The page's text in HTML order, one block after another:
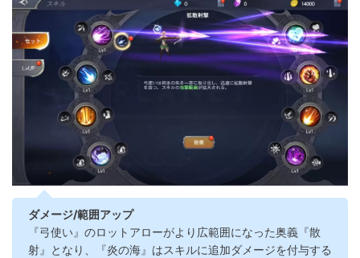
ダメージ/範囲アップ
『弓使い』のロットアローがより広範囲になった奥義『散
射』となり、『炎の海』はスキルに追加ダメージを付与する